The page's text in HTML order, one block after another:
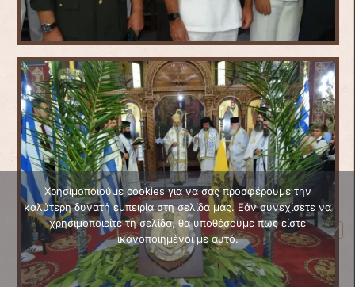
Χρησιμοποιούμε cookies για να σας προσφέρουμε την
καλύτερη δυνατή εμπειρία στη σελίδα μας. Εάν συνεχίσετε να
χρησιμοποιείτε τη σελίδα, θα υποθέσουμε πως είστε
ικανοποιημένοι με αυτό.
Συμφωνώ
Όχι